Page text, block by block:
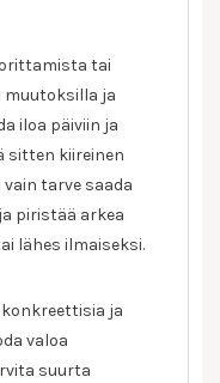
tai
muutoksilla ja
iloa päiviin ja
sitten kiireinen
tarve saada
piristää arkea
lähes ilmaiseksi.
ja
valoa
suurta